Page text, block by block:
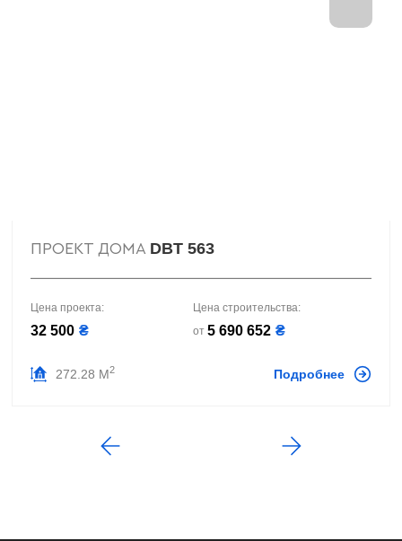
ПРОЕКТ ДОМА DBT 563
Цена проекта:
32 500 ₴
Цена строительства:
от 5 690 652 ₴
272.28 М2 Подробнее